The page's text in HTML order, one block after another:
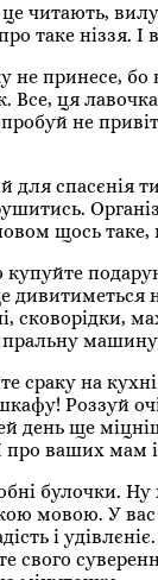
це читають,
таке ніззя.
принесе,
Все, ця
не
для спасєнія
щось
дивитиметься
сковорідки,
сраку на
Роззуй
день ще
про ваших
булочки.
мовою. У
і
свого